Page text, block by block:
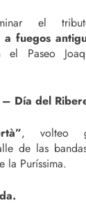
el
a fuegos
el Paseo
Día del
, volteo
de las
la Puríssima.